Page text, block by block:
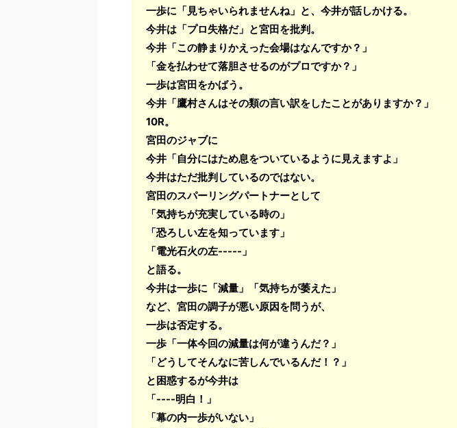
一歩に「見ちゃいられませんね」と、今井が話しかける。
今井は「プロ失格だ」と宮田を批判。
今井「この静まりかえった会場はなんですか？」
「金を払わせて落胆させるのがプロですか？」
一歩は宮田をかばう。
今井「鷹村さんはその類の言い訳をしたことがありますか？」
10R。
宮田のジャブに
今井「自分にはため息をついているように見えますよ」
今井はただ批判しているのではない。
宮田のスパーリングパートナーとして
「気持ちが充実している時の」
「恐ろしい左を知っています」
「電光石火の左-----」
と語る。
今井は一歩に「減量」「気持ちが萎えた」
など、宮田の調子が悪い原因を問うが、
一歩は否定する。
一歩「一体今回の減量は何が違うんだ？」
「どうしてそんなに苦しんでいるんだ！？」
と困惑するが今井は
「----明白！」
「幕の内一歩がいない」